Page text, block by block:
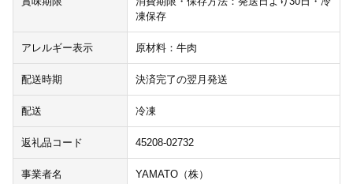
凍保存
アレルギー表示 原材料：牛肉
配送時期 決済完了の翌月発送
配送 冷凍
返礼品コード 45208-02732
事業者名 YAMATO（株）